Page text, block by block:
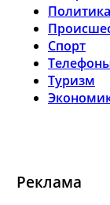
Политика
Спорт
Туризм
Реклама